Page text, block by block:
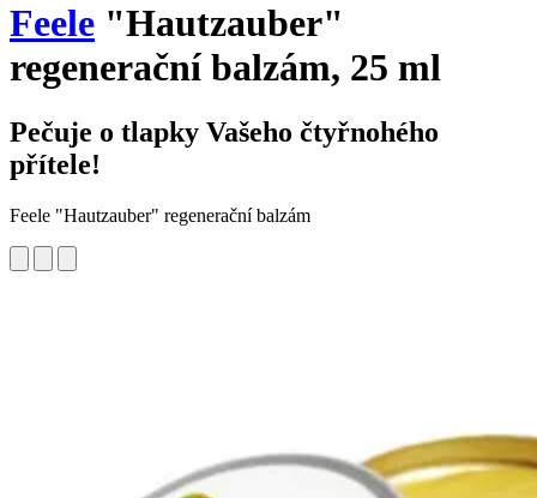
Feele "Hautzauber"
regenerační balzám, 25 ml
Pečuje o tlapky Vašeho čtyřnohého
přítele!
Feele "Hautzauber" regenerační balzám